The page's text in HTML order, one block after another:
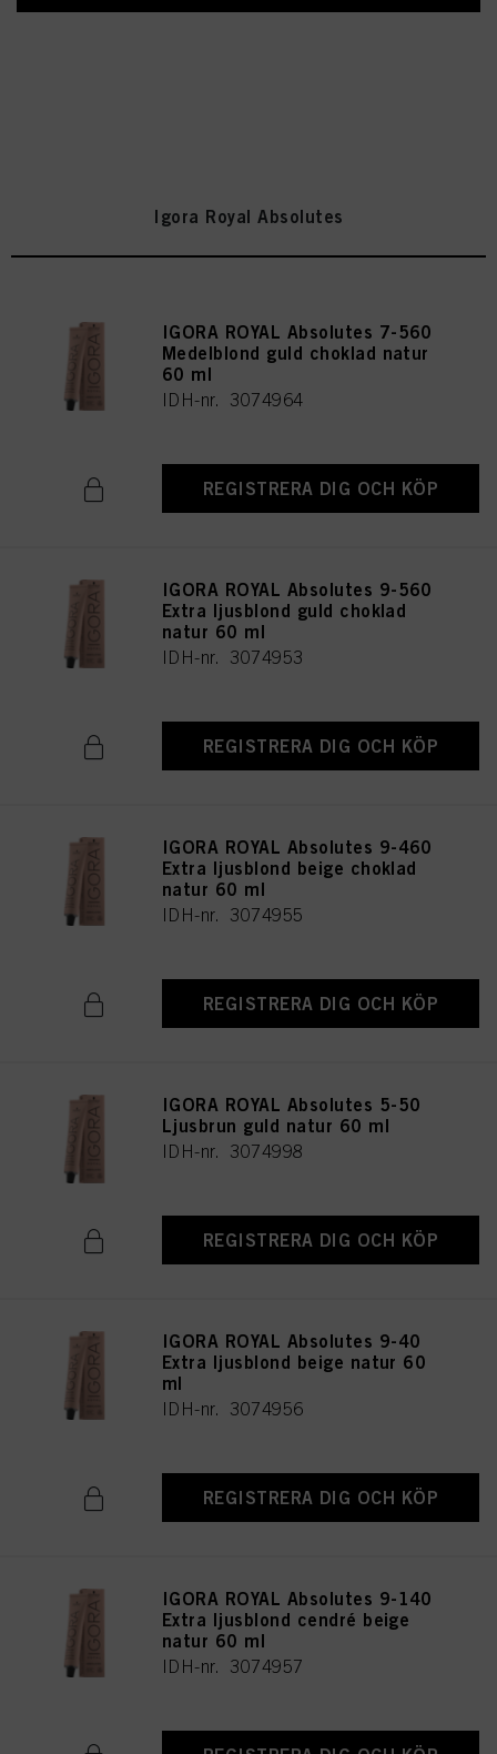
Igora Royal Absolutes
IGORA ROYAL Absolutes 7-560
Medelblond guld choklad natur
60 ml
IDH-nr. 3074964
REGISTRERA DIG OCH KÖP
IGORA ROYAL Absolutes 9-560
Extra ljusblond guld choklad
natur 60 ml
IDH-nr. 3074953
REGISTRERA DIG OCH KÖP
IGORA ROYAL Absolutes 9-460
Extra ljusblond beige choklad
natur 60 ml
IDH-nr. 3074955
REGISTRERA DIG OCH KÖP
IGORA ROYAL Absolutes 5-50
Ljusbrun guld natur 60 ml
IDH-nr. 3074998
REGISTRERA DIG OCH KÖP
IGORA ROYAL Absolutes 9-40
Extra ljusblond beige natur 60
ml
IDH-nr. 3074956
REGISTRERA DIG OCH KÖP
IGORA ROYAL Absolutes 9-140
Extra ljusblond cendré beige
natur 60 ml
IDH-nr. 3074957